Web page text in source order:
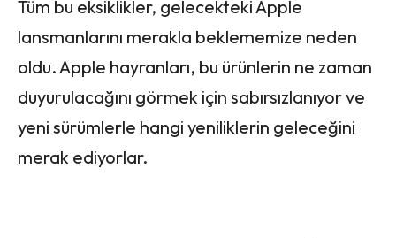
Tüm bu eksiklikler, gelecekteki Apple
lansmanlarını merakla beklememize neden
oldu. Apple hayranları, bu ürünlerin ne zaman
duyurulacağını görmek için sabırsızlanıyor ve
yeni sürümlerle hangi yeniliklerin geleceğini
merak ediyorlar.